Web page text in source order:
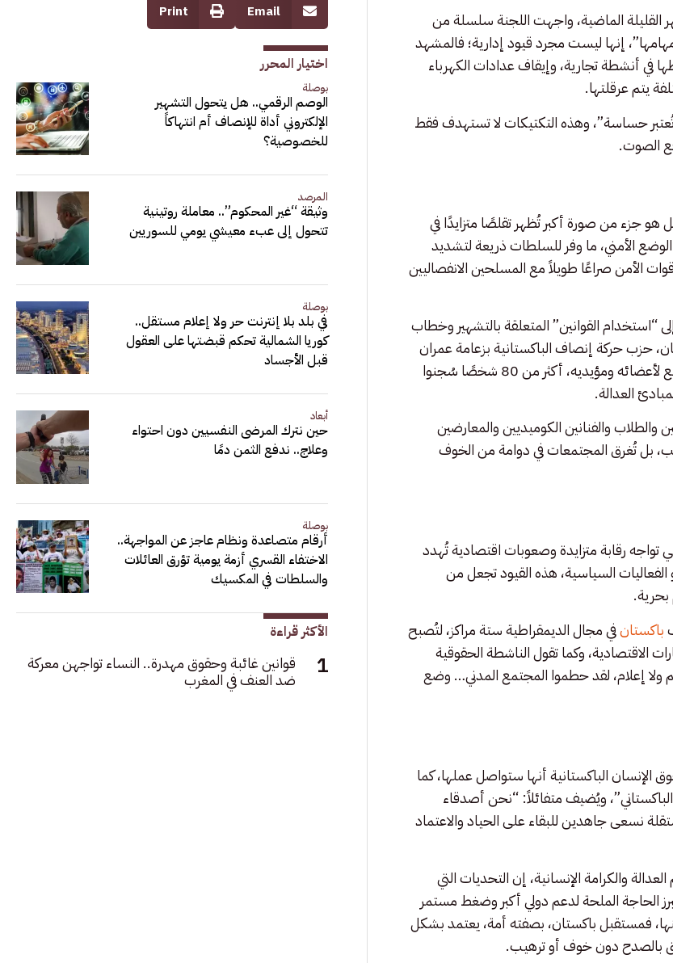
القليلة الماضية، واجهت اللجنة سلسلة من
مهامها”، إنها ليست مجرد قيود إدارية؛ فالمشهد
في أنشطة تجارية، وإيقاف عدادات الكهرباء
يتم عرقلتها.
حساسة”، وهذه التكتيكات لا تستهدف فقط
الصوت.
هو جزء من صورة أكبر تُظهر تقلصًا متزايدًا في
الأمني، ما وفر للسلطات ذريعة لتشديد
الأمن صراعًا طويلاً مع المسلحين الانفصاليين
إلى “استخدام القوانين” المتعلقة بالتشهير وخطاب
حزب حركة إنصاف الباكستانية بزعامة عمران
خان، بخوض انتخابات عام 2024 كحزب، ما أدى إلى احتجاجات عنيفة وقمع لأعضائه ومؤيديه، أكثر من 80 شخصًا سُجنوا
والفنانين الكوميديين والمعارضين
بل تُغرق المجتمعات في دوامة من الخوف
تواجه رقابة متزايدة وصعوبات اقتصادية تُهدد
السياسية، هذه القيود تجعل من
باكستانفي مجال الديمقراطية ستة مراكز، لتُصبح
الاقتصادية، وكما تقول الناشطة الحقوقية
ولا إعلام، لقد حطموا المجتمع المدني… وضع
الباكستانية أنها ستواصل عملها، كما
ويُضيف متفائلاً: “نحن أصدقاء
نسعى جاهدين للبقاء على الحياد والاعتماد
والكرامة الإنسانية، إن التحديات التي
الحاجة الملحة لدعم دولي أكبر وضغط مستمر
فمستقبل باكستان، بصفته أمة، يعتمد بشكل
بالصدح دون خوف أو ترهيب.
Email
Print
اختيار المحرر
بوصلة
الوصم الرقمي.. هل يتحول التشهير
الإلكتروني أداة للإنصاف أم انتهاكاً
للخصوصية؟
المرصد
وثيقة “غير المحكوم”.. معاملة روتينية
تتحول إلى عبء معيشي يومي للسوريين
بوصلة
في بلد بلا إنترنت حر ولا إعلام مستقل..
كوريا الشمالية تحكم قبضتها على العقول
قبل الأجساد
أبعاد
حين نترك المرضى النفسيين دون احتواء
وعلاج.. ندفع الثمن دمًا
بوصلة
أرقام متصاعدة ونظام عاجز عن المواجهة..
الاختفاء القسري أزمة يومية تؤرق العائلات
والسلطات في المكسيك
الأكثر قراءة
قوانين غائبة وحقوق مهدرة.. النساء تواجهن معركة
ضد العنف في المغرب